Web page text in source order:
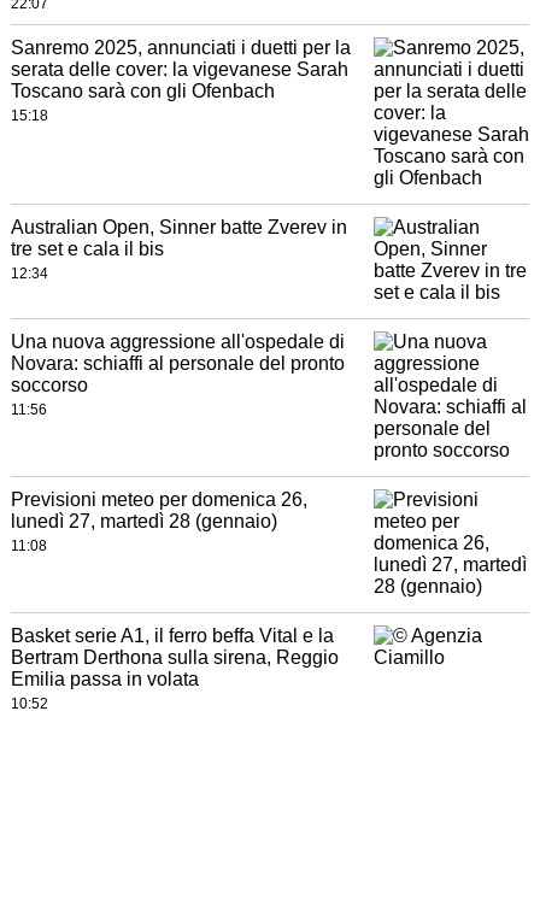
22:07
Sanremo 2025, annunciati i duetti per la
serata delle cover: la vigevanese Sarah
Toscano sarà con gli Ofenbach
15:18
Australian Open, Sinner batte Zverev in
tre set e cala il bis
12:34
Una nuova aggressione all'ospedale di
Novara: schiaffi al personale del pronto
soccorso
11:56
Previsioni meteo per domenica 26,
lunedì 27, martedì 28 (gennaio)
11:08
Basket serie A1, il ferro beffa Vital e la
Bertram Derthona sulla sirena, Reggio
Emilia passa in volata
10:52